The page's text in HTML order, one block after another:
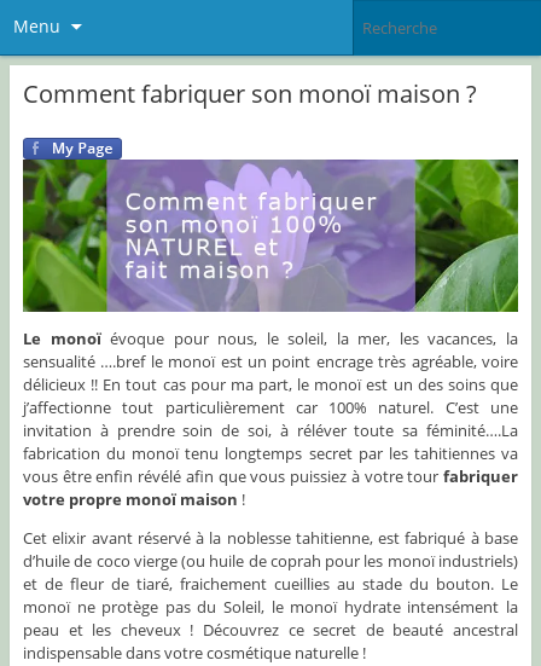
Menu
Comment fabriquer son monoï maison ?
Le monoïévoque pour nous, le soleil, la mer, les vacances, la
sensualité ….bref le monoï est un point encrage très agréable, voire
délicieux !! En tout cas pour ma part, le monoï est un des soins que
j’affectionne tout particulièrement car 100% naturel. C’est une
invitation à prendre soin de soi, à réléver toute sa féminité….La
fabrication du monoï tenu longtemps secret par les tahitiennes va
vous être enfin révélé afin que vous puissiez à votre tour fabriquer
votre propre monoï maison !
Cet elixir avant réservé à la noblesse tahitienne, est fabriqué à base
d’huile de coco vierge (ou huile de coprah pour les monoï industriels)
et de fleur de tiaré, fraichement cueillies au stade du bouton. Le
monoï ne protège pas du Soleil, le monoï hydrate intensément la
peau et les cheveux ! Découvrez ce secret de beauté ancestral
indispensable dans votre cosmétique naturelle !